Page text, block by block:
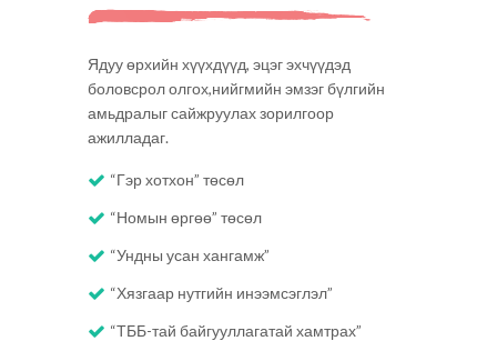
Ядуу өрхийн хүүхдүүд, эцэг эхчүүдэд
боловсрол олгох,нийгмийн эмзэг бүлгийн
амьдралыг сайжруулах зорилгоор
ажилладаг.
“Гэр хотхон” төсөл
“Номын өргөө” төсөл
“Ундны усан хангамж”
“Хязгаар нутгийн инээмсэглэл”
“ТББ-тай байгууллагатай хамтрах”